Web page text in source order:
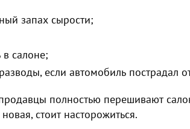
запах сырости;
в салоне;
если автомобиль пострадал
полностью перешивают
стоит насторожиться.